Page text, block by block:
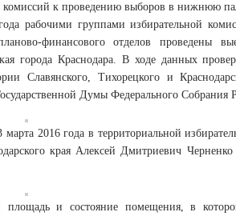
комиссий к проведению выборов в нижнюю
рабочими группами избирательной
финансового отделов проведены
города Краснодара. В ходе данных
Славянского, Тихорецкого и
Думы Федерального Собрания
2016 года в территориальной
края Алексей Дмитриевич
и состояние помещения, в котором